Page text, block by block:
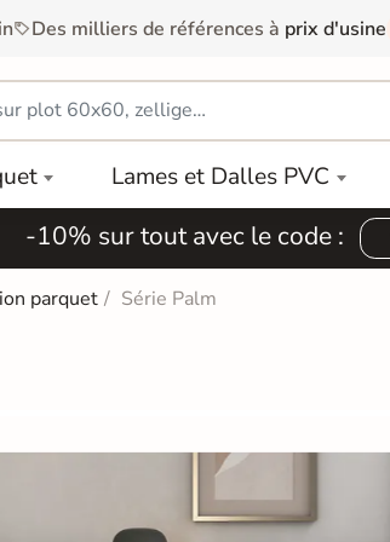
Des milliers de références à prix d'usine
Lames et Dalles PVC
-10% sur tout avec le code :
parquet Série Palm